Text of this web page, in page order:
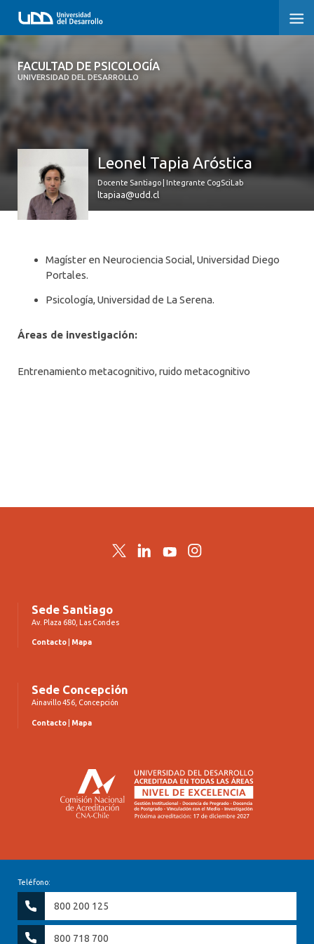
FACULTAD DE PSICOLOGÍA
UNIVERSIDAD DEL DESARROLLO
FACULTAD DE PSICOLOGÍA
3° PROCESO DE CERTIFICACIÓN | PSICOLOGÍA UDD
POSTGRADOS Y EDUCACIÓN CONTINUA
INVESTIGACIÓN
Leonel Tapia Aróstica
Docente Santiago | Integrante CogSciLab
ltapiaa@udd.cl
Magíster en Neurociencia Social, Universidad Diego
Portales.
Psicología, Universidad de La Serena.
Áreas de investigación:
Entrenamiento metacognitivo, ruido metacognitivo
TwitterLinkedInYouTubeInstagram
Sede Santiago
Av. Plaza 680, Las Condes
Contacto Mapa
Sede Concepción
Ainavillo 456, Concepción
Contacto Mapa
Teléfono:
800 200 125
800 718 700